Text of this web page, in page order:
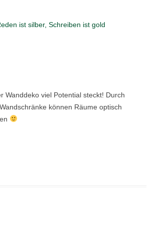
ist silber, Schreiben ist gold
Wanddeko viel Potential steckt! Durch
können Räume optisch